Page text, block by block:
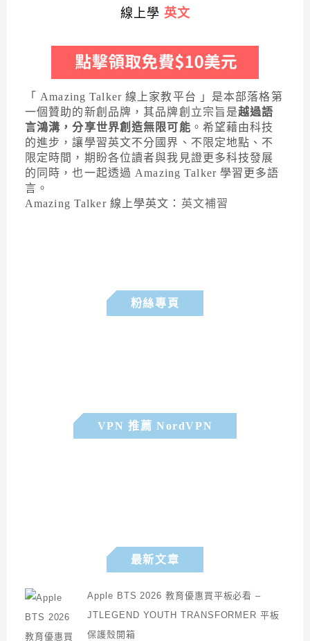
線上學 英文
「 Amazing Talker 線上家教平台 」是本部落格第
一個贊助的新創品牌，其品牌創立宗旨是越過語
言鴻溝，分享世界創造無限可能 。希望藉由科技
的進步，讓學習英文不分國界、不限定地點、不
限定時間，期盼各位讀者與我見證更多科技發展
的同時，也一起透過 Amazing Talker 學習更多語
言。
Amazing Talker 線上學英文： 英文補習
粉絲專頁
VPN 推薦 NordVPN
最新文章
Apple BTS 2026 教育優惠買平板必看 –
JTLEGEND YOUTH TRANSFORMER 平板
保護殼開箱